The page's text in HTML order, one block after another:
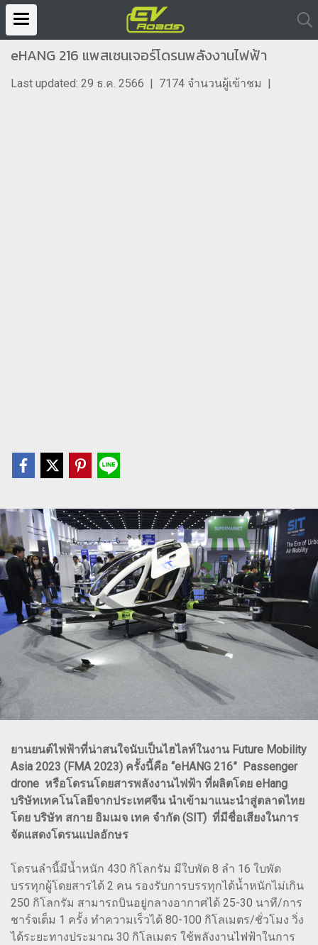
eHANG 216 แพสเซนเจอร์โดรนพลังงานไฟฟ้า
Last updated: 29 ธ.ค. 2566 | 7174 จำนวนผู้เข้าชม |
ยานยนต์ไฟฟ้าที่น่าสนใจนับเป็นไฮไลท์ในงาน Future Mobility
Asia 2023 (FMA 2023) ครั้งนี้คือ “eHANG 216” Passenger
drone หรือโดรนโดยสารพลังงานไฟฟ้า ที่ผลิตโดย eHang
บริษัทเทคโนโลยีจากประเทศจีน นำเข้ามาแนะนำสู่ตลาดไทย
โดย บริษัท สกาย อิมเมจ เทค จำกัด (SIT) ที่มีชื่อเสียงในการ
จัดแสดงโดรนแปลอักษร
โดรนลำนี้มีน้ำหนัก 430 กิโลกรัม มีใบพัด 8 ลำ 16 ใบพัด
บรรทุกผู้โดยสารได้ 2 คน รองรับการบรรทุกได้น้ำหนักไม่เกิน
250 กิโลกรัม สามารถบินอยู่กลางอากาศได้ 25-30 นาที/การ
ชาร์จเต็ม 1 ครั้ง ทำความเร็วได้ 80-100 กิโลเมตร/ชั่วโมง วิ่ง
ได้ระยะทางประมาณ 30 กิโลเมตร ใช้พลังงานไฟฟ้าในการ